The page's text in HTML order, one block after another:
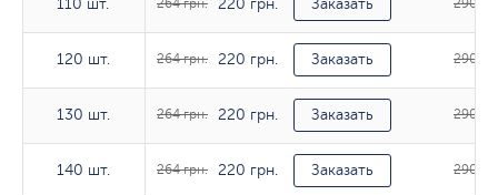
110 шт.
120 шт.
130 шт.
140 шт.
110 шт. 264 грн. 220 грн. Заказать 290
120 шт. 264 грн. 220 грн. Заказать 290
130 шт. 264 грн. 220 грн. Заказать 290
140 шт. 264 грн. 220 грн. Заказать 290